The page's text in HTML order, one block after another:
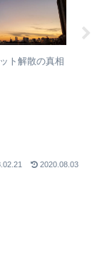
ト解散の真相
2020.08.03